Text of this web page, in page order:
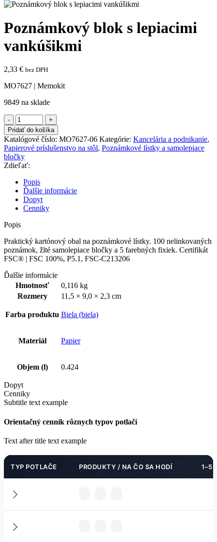
Poznámkový blok s lepiacimi
vankúšikmi
2,33 € bez DPH
MO7627 | Memokit
9849 na sklade
množstvo
Poznámkový
blok
s
lepiacimi
vankúšikmi
Pridať do košíka
Katalógové číslo: MO7627-06 Kategórie: Kancelária a podnikanie,
Papierové príslušenstvo na stôl, Poznámkové lístky a samolepiace
bločky
Zdieľať:
Popis
Ďalšie informácie
Dopyt
Cenniky
Popis
Praktický kartónový obal na poznámkové lístky. 100 nelinkovaných
poznámok, žlté samolepiace bločky a 5 farebných fixiek. Certifikát
FSC® | FSC 100%, P5.1, FSC-C213206
Ďalšie informácie
Hmotnosť
0,116 kg
Rozmery
11,5 × 9,0 × 2,3 cm
Farba produktu Biela (biela)
Materiál Papier
Objem (l) 0.424
Dopyt
Cenniky
Subtitle text example
Orientačný cenník rôznych typov potlačí
Text after title text example
TYP POTLAČE PRODUKTY / NA ČO SA HODÍ 1–5